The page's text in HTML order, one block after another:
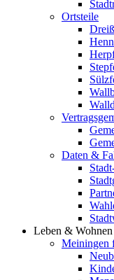
Ortsteile
Daten &
Leben & Wohnen
Meiningen